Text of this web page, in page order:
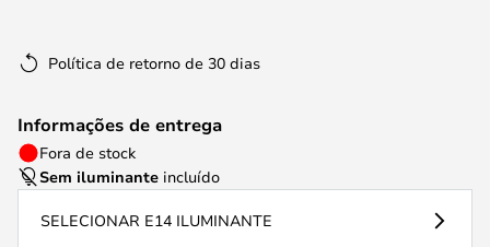
Política de retorno de 30 dias
Informações de entrega
Fora de stock
Sem iluminante incluído
SELECIONAR E14 ILUMINANTE